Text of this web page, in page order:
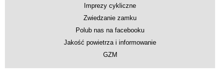
Imprezy cykliczne
Zwiedzanie zamku
Polub nas na facebooku
Jakość powietrza i informowanie
GZM